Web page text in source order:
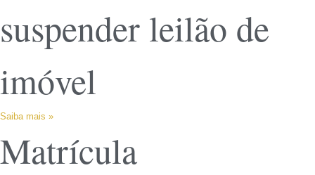
suspender leilão de
imóvel
Saiba mais »
Matrícula